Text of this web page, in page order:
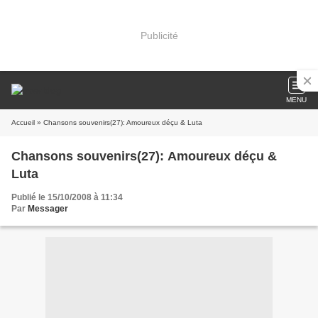
Publicité
MENU
Accueil » Chansons souvenirs(27): Amoureux déçu & Luta
Chansons souvenirs(27): Amoureux déçu &
Luta
Publié le 15/10/2008 à 11:34
Par Messager